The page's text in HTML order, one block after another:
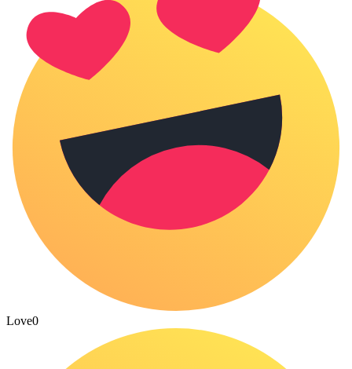
Love0